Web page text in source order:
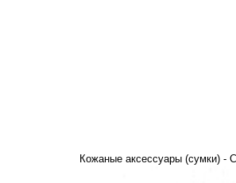
Кожаные аксессуары (сумки) -